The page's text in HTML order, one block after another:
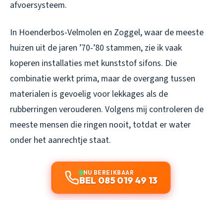
afvoersysteem.
In Hoenderbos-Velmolen en Zoggel, waar de meeste
huizen uit de jaren ’70-’80 stammen, zie ik vaak
koperen installaties met kunststof sifons. Die
combinatie werkt prima, maar de overgang tussen
materialen is gevoelig voor lekkages als de
rubberringen verouderen. Volgens mij controleren de
meeste mensen die ringen nooit, totdat er water
onder het aanrechtje staat.
NU BEREIKBAAR
BEL 085 019 49 13